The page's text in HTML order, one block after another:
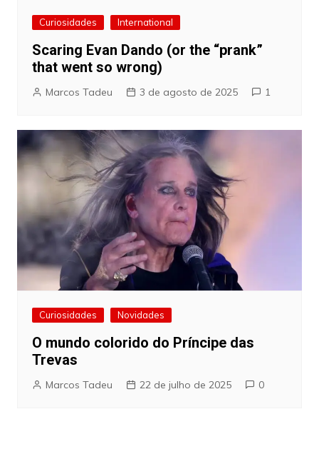
Curiosidades International
Scaring Evan Dando (or the “prank”
that went so wrong)
Marcos Tadeu 3 de agosto de 2025 1
Curiosidades Novidades
O mundo colorido do Príncipe das
Trevas
Marcos Tadeu 22 de julho de 2025 0